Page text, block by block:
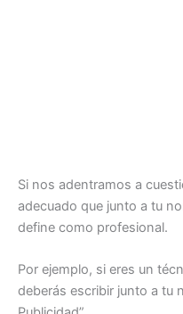
Si nos adentramos a
adecuado que junto a tu
define como profesional.
Por ejemplo, si eres un
deberás escribir junto a tu